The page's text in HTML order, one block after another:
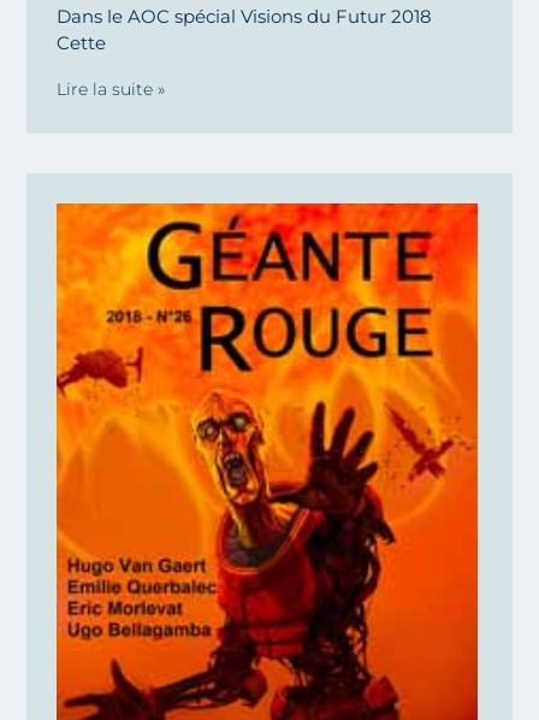
Dans le AOC spécial Visions du Futur 2018
Cette
Lire la suite »